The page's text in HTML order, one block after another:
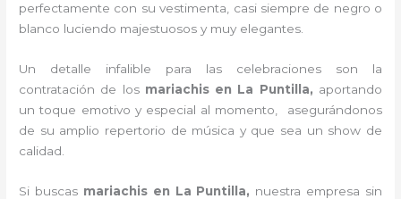
perfectamente con su vestimenta, casi siempre de negro o
blanco luciendo majestuosos y muy elegantes.
Un detalle infalible para las celebraciones son la
contratación de losmariachis en La Puntilla, aportando
un toque emotivo y especial al momento, asegurándonos
de su amplio repertorio de música y que sea un show de
calidad.
Si buscas mariachis en La Puntilla, nuestra empresa sin